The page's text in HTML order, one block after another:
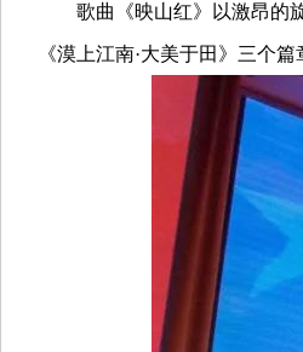
歌曲《映山红》以激昂的旋
《漠上江南·大美于田》三个